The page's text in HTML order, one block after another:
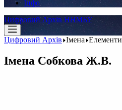
Інфо
Цифровий Архів ННМБУ
Цифровий Архів Імена Елементи
Імена Собкова Ж.В.